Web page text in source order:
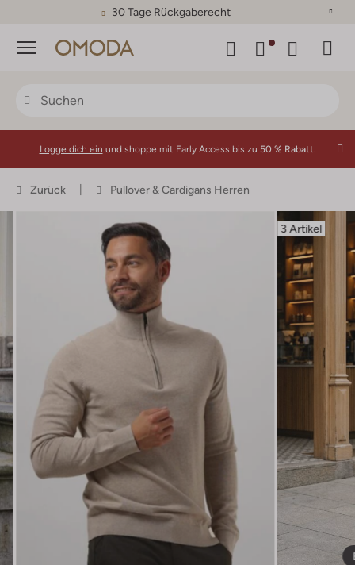
30 Tage Rückgaberecht
Menü
Logge dich ein und shoppe mit Early Access bis zu 50 % Rabatt.
Zurück Pullover & Cardigans Herren
3 Artikel